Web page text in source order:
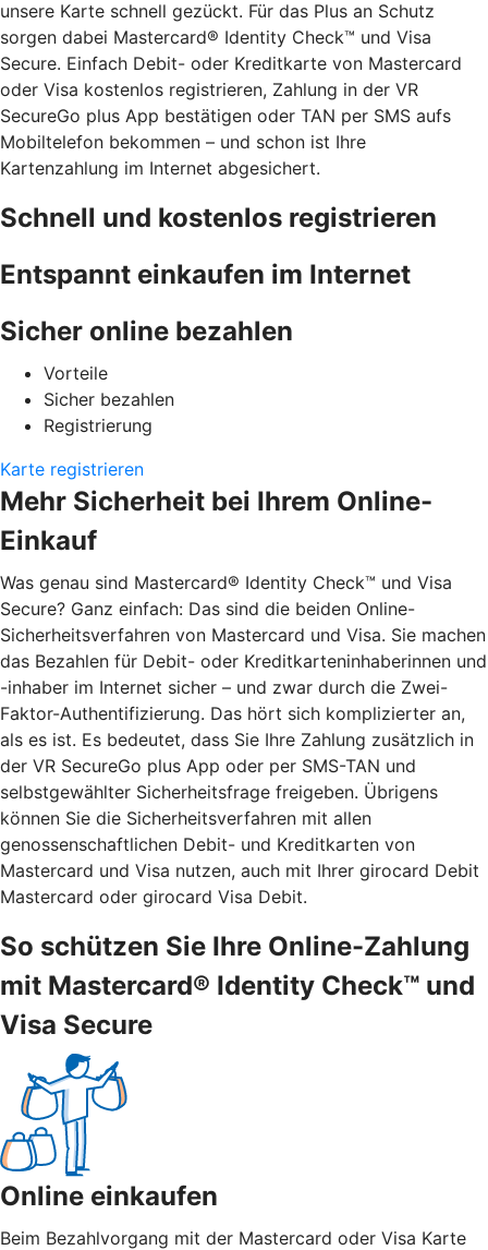
unsere Karte schnell gezückt. Für das Plus an Schutz
sorgen dabei Mastercard® Identity Check™ und Visa
Secure. Einfach Debit- oder Kreditkarte von Mastercard
oder Visa kostenlos registrieren, Zahlung in der VR
SecureGo plus App bestätigen oder TAN per SMS aufs
Mobiltelefon bekommen – und schon ist Ihre
Kartenzahlung im Internet abgesichert.
Schnell und kostenlos registrieren
Entspannt einkaufen im Internet
Sicher online bezahlen
Vorteile
Sicher bezahlen
Registrierung
Karte registrieren
Mehr Sicherheit bei Ihrem Online-
Einkauf
Was genau sind Mastercard® Identity Check™ und Visa
Secure? Ganz einfach: Das sind die beiden Online-
Sicherheitsverfahren von Mastercard und Visa. Sie machen
das Bezahlen für Debit- oder Kreditkarteninhaberinnen und
-inhaber im Internet sicher – und zwar durch die Zwei-
Faktor-Authentifizierung. Das hört sich komplizierter an,
als es ist. Es bedeutet, dass Sie Ihre Zahlung zusätzlich in
der VR SecureGo plus App oder per SMS-TAN und
selbstgewählter Sicherheitsfrage freigeben. Übrigens
können Sie die Sicherheitsverfahren mit allen
genossenschaftlichen Debit- und Kreditkarten von
Mastercard und Visa nutzen, auch mit Ihrer girocard Debit
Mastercard oder girocard Visa Debit.
So schützen Sie Ihre Online-Zahlung
mit Mastercard® Identity Check™ und
Visa Secure
Online einkaufen
Beim Bezahlvorgang mit der Mastercard oder Visa Karte